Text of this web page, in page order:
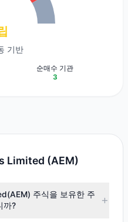
기반
순매수 기관
3
Limited (AEM)
주식을 보유한 주
까?